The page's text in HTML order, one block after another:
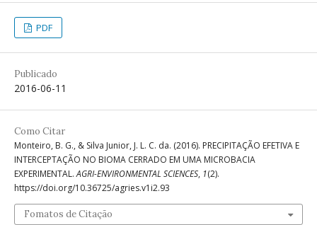
PDF
Publicado
2016-06-11
Como Citar
Monteiro, B. G., & Silva Junior, J. L. C. da. (2016). PRECIPITAÇÃO EFETIVA E
INTERCEPTAÇÃO NO BIOMA CERRADO EM UMA MICROBACIA
EXPERIMENTAL.AGRI-ENVIRONMENTAL SCIENCES, 1(2).
https://doi.org/10.36725/agries.v1i2.93
Fomatos de Citação